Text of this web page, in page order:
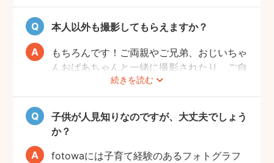
トグラファーさんと相談しておくと撮影もス
ムーズに行うことができますよ。
本人以外も撮影してもらえますか？
続きを読む
もちろんです！ご両親やご兄弟、おじいちゃ
んおばあちゃんと一緒に撮影されたり、ご自
宅で開くお誕生日会の様子を撮影される方も
いらっしゃいます。
子供が人見知りなのですが、大丈夫でしょう
か？
fotowaには子育て経験のあるフォトグラフ